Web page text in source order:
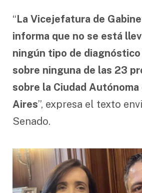
“La Vicejefatura de
informa que no se está
ningún tipo de
sobre ninguna de las 23
sobre la Ciudad Autónoma
Aires”, expresa el texto
Senado.